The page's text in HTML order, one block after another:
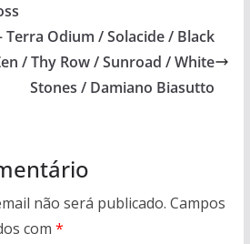
Terra Odium / Solacide / Black
/ Thy Row / Sunroad / White
Stones / Damiano Biasutto
não será publicado. Campos
com *